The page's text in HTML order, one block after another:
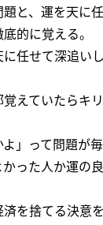
と、運を天に
的に覚える。
任せて深追いし
えていたらキ
」って問題が毎
った人か運の
を捨てる決意を